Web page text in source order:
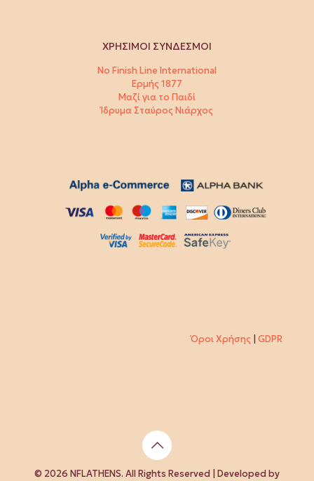
ΧΡΗΣΙΜΟΙ ΣΥΝΔΕΣΜΟΙ
No Finish Line International
Ερμής 1877
Μαζί για το Παιδί
Ίδρυμα Σταύρος Νιάρχος
Όροι Χρήσης GDPR
© 2026 NFLATHENS. All Rights Reserved | Developed by